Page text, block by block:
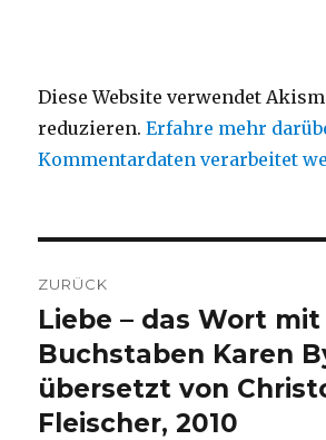
Diese Website verwendet
reduzieren.Erfahre mehr
Kommentardaten verarbeitet
ZURÜCK
Vorheriger
Beitrag:
Liebe – das Wort
Buchstaben Karen
übersetzt von
Fleischer, 2010